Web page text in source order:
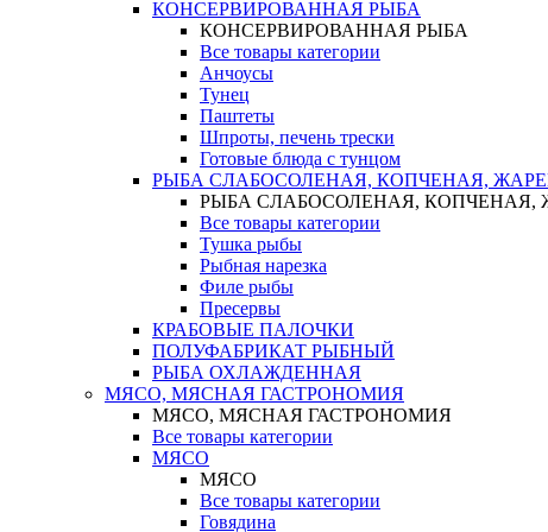
КОНСЕРВИРОВАННАЯ РЫБА
КОНСЕРВИРОВАННАЯ РЫБА
Все товары категории
Анчоусы
Тунец
Паштеты
Шпроты, печень трески
Готовые блюда с тунцом
РЫБА СЛАБОСОЛЕНАЯ, КОПЧЕНАЯ,
РЫБА СЛАБОСОЛЕНАЯ, КОПЧЕНАЯ,
Все товары категории
Тушка рыбы
Рыбная нарезка
Филе рыбы
Пресервы
КРАБОВЫЕ ПАЛОЧКИ
ПОЛУФАБРИКАТ РЫБНЫЙ
РЫБА ОХЛАЖДЕННАЯ
МЯСО, МЯСНАЯ ГАСТРОНОМИЯ
МЯСО, МЯСНАЯ ГАСТРОНОМИЯ
Все товары категории
МЯСО
МЯСО
Все товары категории
Говядина